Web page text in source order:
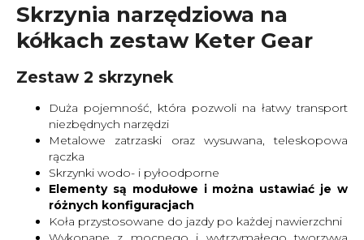
Skrzynia narzędziowa na
kółkach zestaw Keter Gear
Zestaw 2 skrzynek
Duża pojemność, która pozwoli na łatwy transport
niezbędnych narzędzi
Metalowe zatrzaski oraz wysuwana, teleskopowa
rączka
Skrzynki wodo- i pyłoodporne
Elementy są modułowe i można ustawiać je w
różnych konfiguracjach
Koła przystosowane do jazdy po każdej nawierzchni